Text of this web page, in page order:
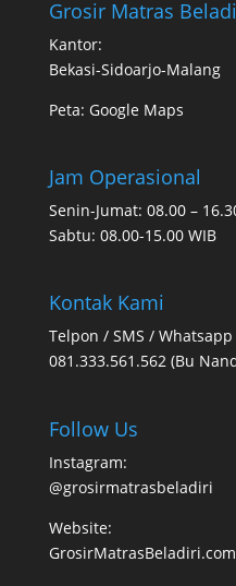
Grosir Matras
Kantor:
Bekasi-Sidoarjo-Malang
Peta: Google Maps
Jam Operasional
Senin-Jumat: 08.00 –
Sabtu: 08.00-15.00 WIB
Kontak Kami
Telpon / SMS / Whatsapp
081.333.561.562 (Bu
Follow Us
Instagram:
@grosirmatrasbeladiri
Website:
GrosirMatrasBeladiri.com